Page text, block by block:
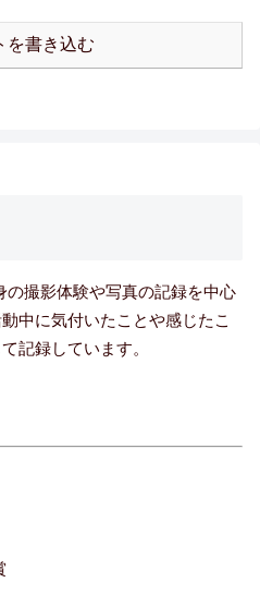
を書き込む
の撮影体験や写真の記録を中心
中に気付いたことや感じたこ
記録しています。